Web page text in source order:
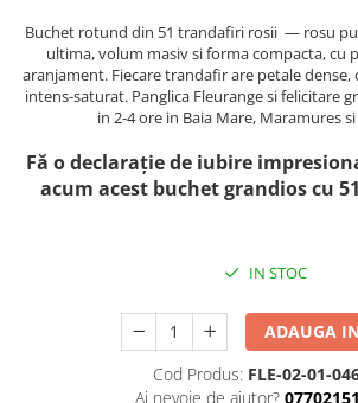
Buchet rotund din 51 trandafiri rosii — rosu
ultima, volum masiv si forma compacta, cu
aranjament. Fiecare trandafir are petale
intens-saturat. Panglica Fleurange si felicitare
in 2-4 ore in Baia Mare, Maramures
Fă o declarație de iubire
acum acest buchet grandios cu
IN STOC
ADAUGA
Cod Produs: FLE-02-01-
Ai nevoie de ajutor?